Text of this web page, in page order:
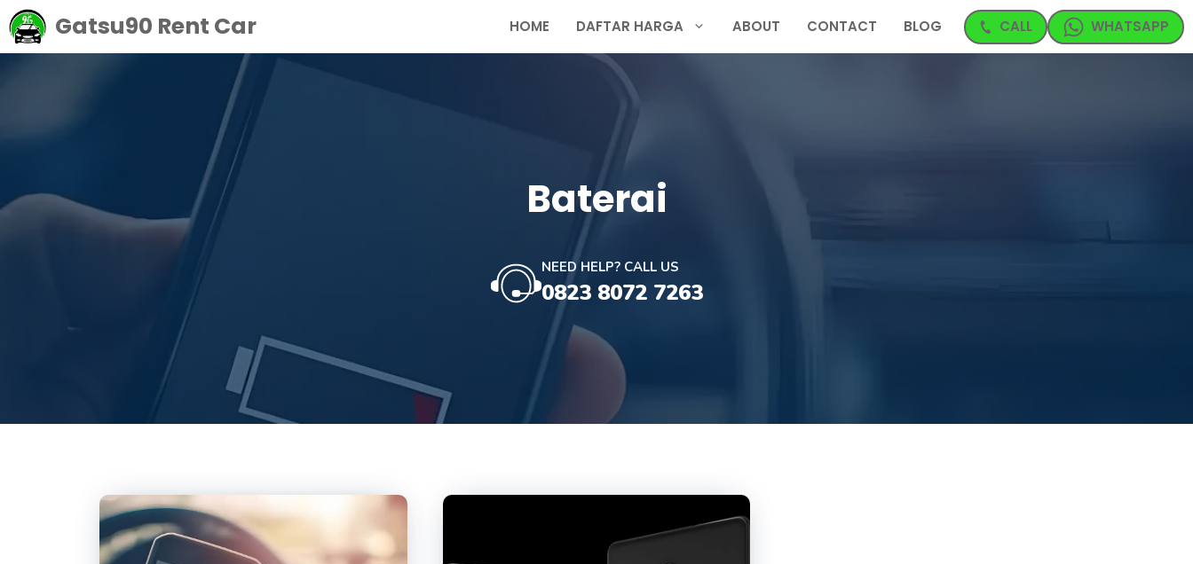
Langsung
ke
isi
Gatsu90 Rent Car HOME DAFTAR HARGA ABOUT CONTACT BLOG CALL WHATSAPP
Baterai
NEED HELP? CALL US
0823 8072 7263